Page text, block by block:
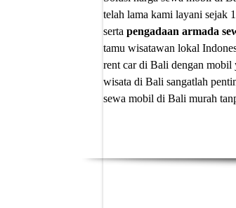
telah lama kami layani sejak
serta pengadaan armada
tamu wisatawan lokal
rent car di Bali dengan mobil
wisata di Bali sangatlah
sewa mobil di Bali murah